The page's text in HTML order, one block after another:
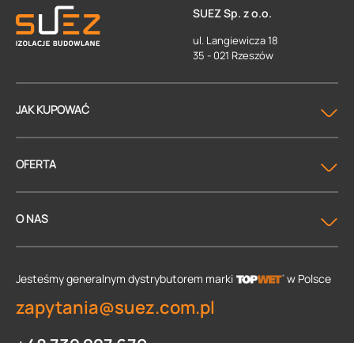
SUEZ Sp. z o.o.
ul. Langiewicza 18
35 - 021 Rzeszów
JAK KUPOWAĆ
OFERTA
O NAS
Jesteśmy generalnym dystrybutorem marki w Polsce
zapytania@suez.com.pl